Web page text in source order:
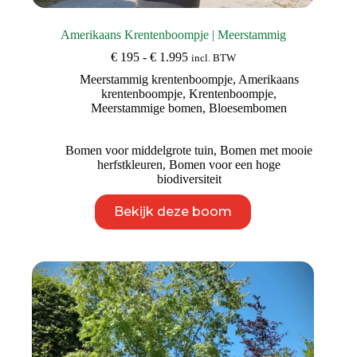
Amerikaans Krentenboompje | Meerstammig
€195 - €1.995Prijsklasse:
tot
€ 1.995
incl. BTW
Meerstammig krentenboompje, Amerikaans
krentenboompje,Krentenboompje,
Meerstammige bomen,Bloesembomen
Bomen voor middelgrote tuin,Bomen met mooie
herfstkleuren,Bomen voor een hoge
biodiversiteit
Bekijk deze boom
product
heeft
Deze
optie
kan
gekozen
worden
op